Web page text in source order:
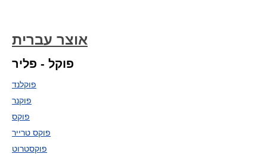
אוצר עברית
פוקל - פליר
פוקלנד
פוקנר
פוקס
פוקס טרייר
פוקסטרוט